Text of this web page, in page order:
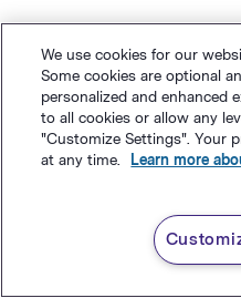
Cualquiera que
gratuita, también
marketing, esto
seguir
Claro que las
We use cookies for our
Some cookies are optional
personalized and enhanced
to all cookies or allow any
"Customize Settings". Your
at any time.
Learn more